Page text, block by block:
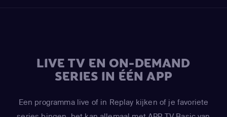
LIVE TV EN ON-DEMAND
SERIES IN ÉÉN APP
Een programma live of in Replay kijken of je favoriete